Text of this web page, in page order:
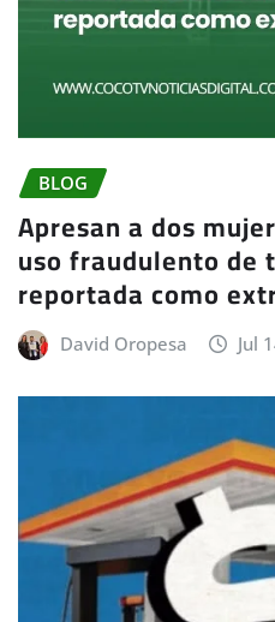
BLOG
Apresan a dos
uso fraudulento de
reportada como
David Oropesa Jul